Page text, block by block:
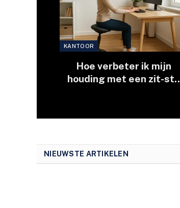
KANTOOR
Hoe verbeter ik mijn
houding met een zit-sta
NIEUWSTE ARTIKELEN